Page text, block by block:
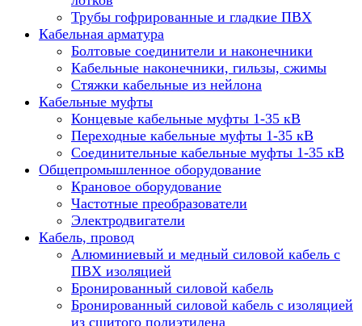
Трубы гофрированные и гладкие ПВХ
Кабельная арматура
Болтовые соединители и наконечники
Кабельные наконечники, гильзы, сжимы
Стяжки кабельные из нейлона
Кабельные муфты
Концевые кабельные муфты 1-35 кВ
Переходные кабельные муфты 1-35 кВ
Соединительные кабельные муфты 1-35 кВ
Общепромышленное оборудование
Крановое оборудование
Частотные преобразователи
Электродвигатели
Кабель, провод
Алюминиевый и медный силовой кабель с
ПВХ изоляцией
Бронированный силовой кабель
Бронированный силовой кабель с изоляцией
из сшитого полиэтилена